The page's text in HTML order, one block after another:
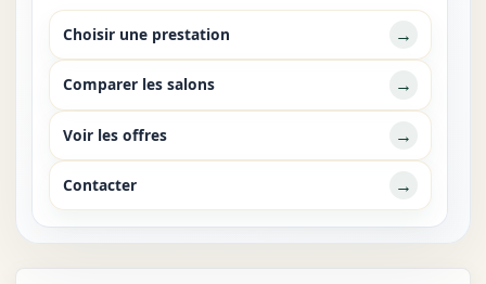
Choisir une prestation →
Comparer les salons →
Voir les offres →
Contacter →